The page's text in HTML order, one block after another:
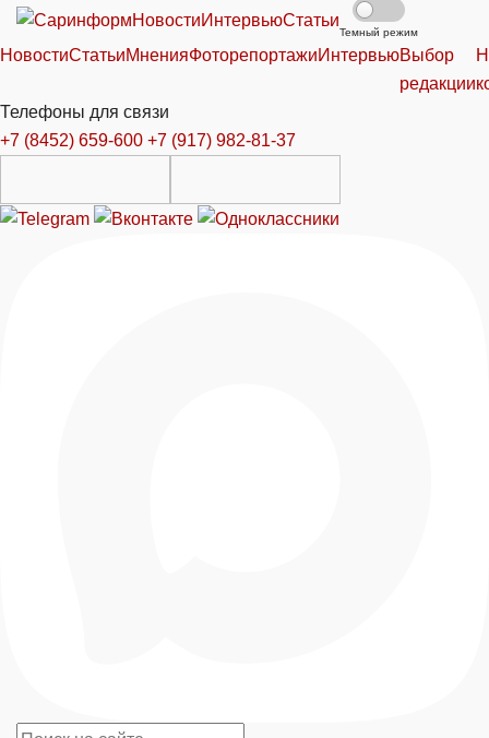
НовостиИнтервьюСтатьи
Темный режим
НовостиСтатьиМненияФоторепортажиИнтервьюВыбор
редакции
Телефоны для связи
+7 (8452) 659-600 +7 (917) 982-81-37